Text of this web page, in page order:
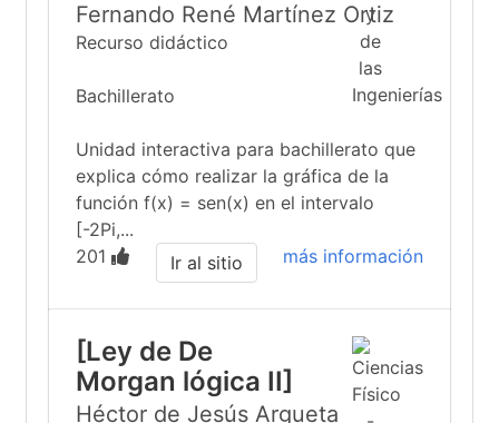
Fernando René Martínez Ortiz
Recurso didáctico
Bachillerato
Unidad interactiva para bachillerato que
explica cómo realizar la gráfica de la
función f(x) = sen(x) en el intervalo
[-2Pi,...
201
más información
Ir al sitio
[Ley de De
Morgan lógica II]
Héctor de Jesús Argueta